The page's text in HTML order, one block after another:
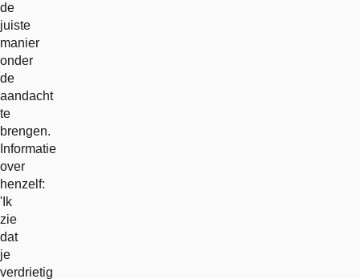
de
juiste
manier
onder
de
aandacht
te
brengen.
Informatie
over
henzelf:
'Ik
zie
dat
je
verdrietig